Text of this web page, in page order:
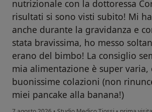
nutrizionale con la dottoressa
risultati si sono visti subito! Mi
anche durante la gravidanza e
stata bravissima, ho messo
erano del bimbo! La consiglio
mia alimentazione è super varia,
buonissime colazioni (non
miei pancake alla banana!)